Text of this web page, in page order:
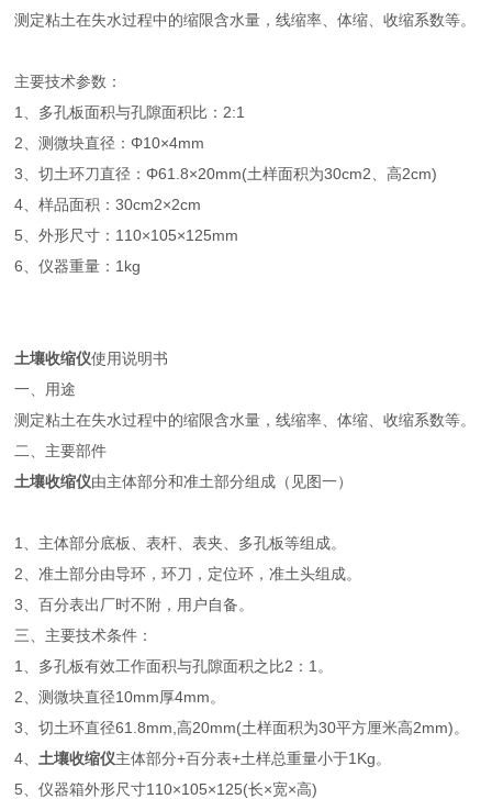
测定粘土在失水过程中的缩限含水量，线缩率、体缩、收缩系数等。
主要技术参数：
1、多孔板面积与孔隙面积比：2:1
2、测微块直径：Φ10×4mm
3、切土环刀直径：Φ61.8×20mm(土样面积为30cm2、高2cm)
4、样品面积：30cm2×2cm
5、外形尺寸：110×105×125mm
6、仪器重量：1kg
土壤收缩仪使用说明书
一、用途
测定粘土在失水过程中的缩限含水量，线缩率、体缩、收缩系数等。
二、主要部件
土壤收缩仪由主体部分和准土部分组成（见图一）
1、主体部分底板、表杆、表夹、多孔板等组成。
2、准土部分由导环，环刀，定位环，准土头组成。
3、百分表出厂时不附，用户自备。
三、主要技术条件：
1、多孔板有效工作面积与孔隙面积之比2：1。
2、测微块直径10mm厚4mm。
3、切土环直径61.8mm,高20mm(土样面积为30平方厘米高2mm)。
4、 土壤收缩仪主体部分+百分表+土样总重量小于1Kg。
5、仪器箱外形尺寸110×105×125(长×宽×高)